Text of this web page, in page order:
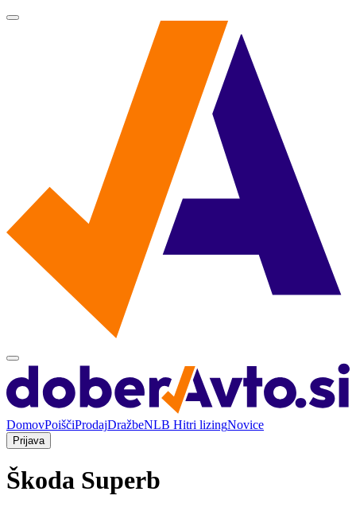
DomovPoiščiProdajDražbeNLB Hitri lizingNovice
Prijava
Škoda Superb